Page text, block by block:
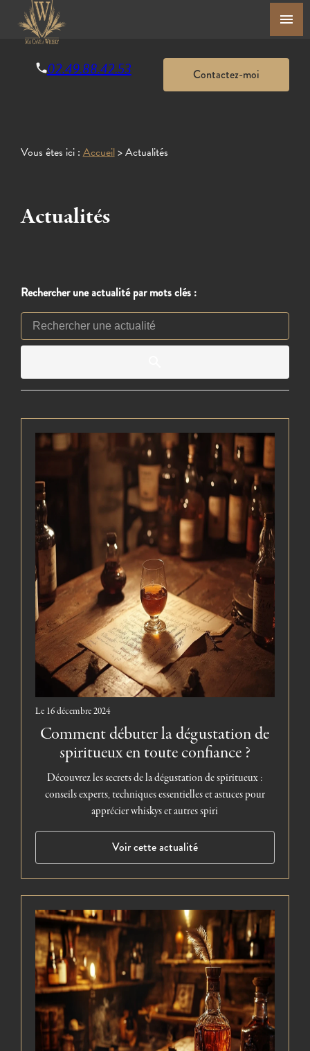
menu
02.49.88.42.53 Contactez-moi
Vous êtes ici :Accueil> Actualités
Actualités
Rechercher une actualité par mots clés :
Le 16 décembre 2024
Comment débuter la dégustation de
spiritueux en toute confiance ?
Découvrez les secrets de la dégustation de spiritueux :
conseils experts, techniques essentielles et astuces pour
apprécier whiskys et autres spiri
Voir cette actualité
Panneau de gestion des cookies